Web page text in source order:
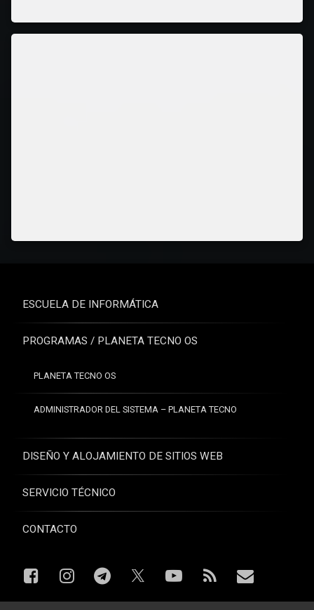
ESCUELA DE INFORMÁTICA
PROGRAMAS / PLANETA TECNO OS
PLANETA TECNO OS
ADMINISTRADOR DEL SISTEMA – PLANETA TECNO
DISEÑO Y ALOJAMIENTO DE SITIOS WEB
SERVICIO TÉCNICO
CONTACTO
FacebookInstagram
TelegramYouTube
RSS Correo